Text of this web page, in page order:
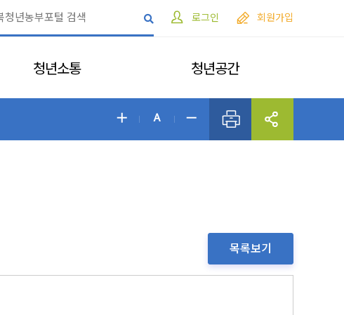
로그인 회원가입
청년소통 청년공간
목록보기